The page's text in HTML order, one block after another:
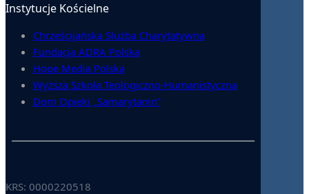
Instytucje Kościelne
Chrześcijańska Służba Charytatywna
Fundacja ADRA Polska
Hope Media Polska
Wyższa Szkoła Teologiczno-Humanistyczna
Dom Opieki „Samarytanin”
KRS: 0000220518